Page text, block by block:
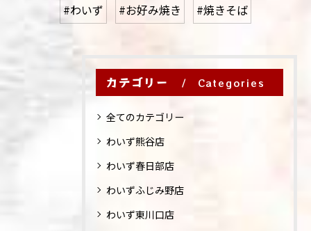
#わいず #お好み焼き #焼きそば
カテゴリー Categories
全てのカテゴリー
わいず熊谷店
わいず春日部店
わいずふじみ野店
わいず東川口店